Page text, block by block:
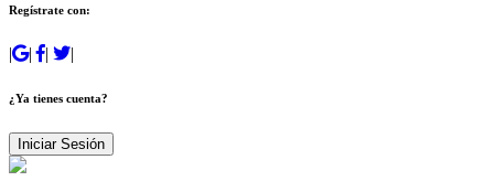
Regístrate con:
| | | |
¿Ya tienes cuenta?
Iniciar Sesión